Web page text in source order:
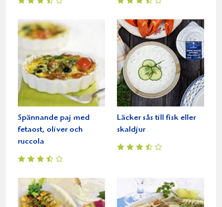
Spännande paj med
fetaost, oliver och
ruccola
Läcker sås till fisk eller
skaldjur